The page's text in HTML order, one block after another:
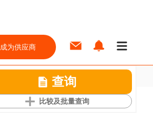
成为供应商
查询
比较及批量查询